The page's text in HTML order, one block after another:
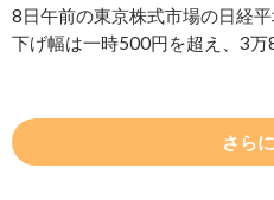
8日午前の東京株式市場の日経
下げ幅は一時500円を超え、3
さら